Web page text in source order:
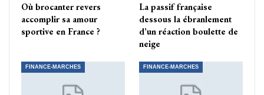
Où brocanter revers
accomplir sa amour
sportive en France ?
La passif française
dessous la ébranlement
d’un réaction boulette de
neige
FINANCE-MARCHES FINANCE-MARCHES